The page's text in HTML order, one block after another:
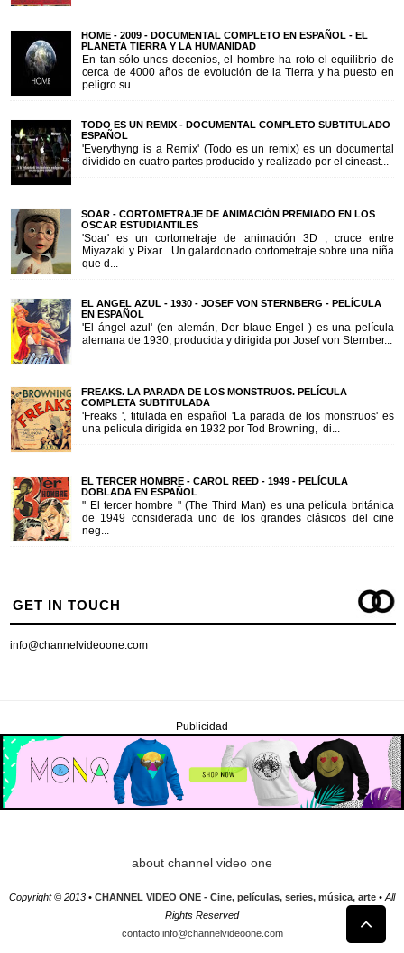
HOME - 2009 - DOCUMENTAL COMPLETO EN ESPAÑOL - EL
PLANETA TIERRA Y LA HUMANIDAD
En tan sólo unos decenios, el hombre ha roto el equilibrio de
cerca de 4000 años de evolución de la Tierra y ha puesto en
peligro su...
TODO ES UN REMIX - DOCUMENTAL COMPLETO SUBTITULADO
ESPAÑOL
'Everythyng is a Remix' (Todo es un remix) es un documental
dividido en cuatro partes producido y realizado por el cineast...
SOAR - CORTOMETRAJE DE ANIMACIÓN PREMIADO EN LOS
OSCAR ESTUDIANTILES
'Soar' es un cortometraje de animación 3D , cruce entre
Miyazaki y Pixar . Un galardonado cortometraje sobre una niña
que d...
EL ANGEL AZUL - 1930 - JOSEF VON STERNBERG - PELÍCULA
EN ESPAÑOL
'El ángel azul' (en alemán, Der blaue Engel ) es una película
alemana de 1930, producida y dirigida por Josef von Sternber...
FREAKS. LA PARADA DE LOS MONSTRUOS. PELÍCULA
COMPLETA SUBTITULADA
'Freaks ', titulada en español 'La parada de los monstruos' es
una pelicula dirigida en 1932 por Tod Browning, di...
EL TERCER HOMBRE - CAROL REED - 1949 - PELÍCULA
DOBLADA EN ESPAÑOL
" El tercer hombre " (The Third Man) es una película británica
de 1949 considerada uno de los grandes clásicos del cine
neg...
GET IN TOUCH
info@channelvideoone.com
Publicidad
about channel video one
Copyright © 2013 • CHANNEL VIDEO ONE - Cine, películas, series, música, arte • All
Rights Reserved
contacto:info@channelvideoone.com